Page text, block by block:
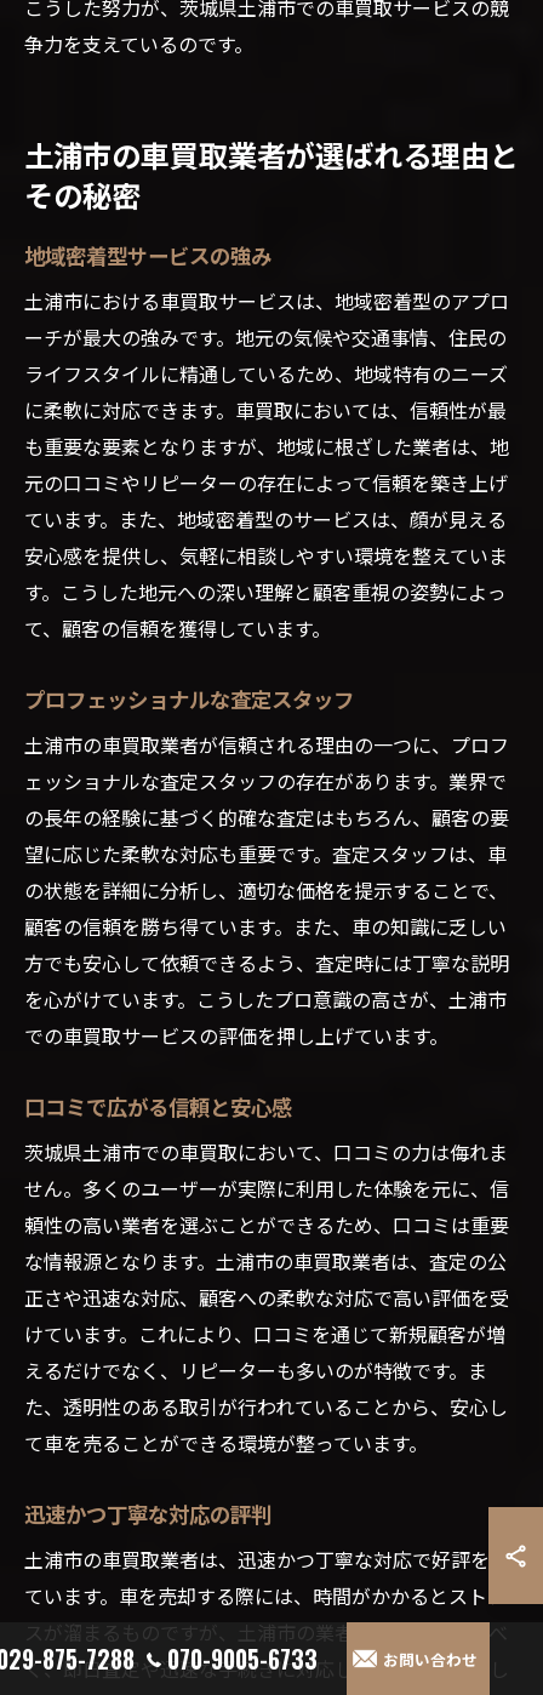
こうした努力が、茨城県土浦市での車買取サービスの競
争力を支えているのです。
土浦市の車買取業者が選ばれる理由と
その秘密
地域密着型サービスの強み
土浦市における車買取サービスは、地域密着型のアプロ
ーチが最大の強みです。地元の気候や交通事情、住民の
ライフスタイルに精通しているため、地域特有のニーズ
に柔軟に対応できます。車買取においては、信頼性が最
も重要な要素となりますが、地域に根ざした業者は、地
元の口コミやリピーターの存在によって信頼を築き上げ
ています。また、地域密着型のサービスは、顔が見える
安心感を提供し、気軽に相談しやすい環境を整えていま
す。こうした地元への深い理解と顧客重視の姿勢によっ
て、顧客の信頼を獲得しています。
プロフェッショナルな査定スタッフ
土浦市の車買取業者が信頼される理由の一つに、プロフ
ェッショナルな査定スタッフの存在があります。業界で
の長年の経験に基づく的確な査定はもちろん、顧客の要
望に応じた柔軟な対応も重要です。査定スタッフは、車
の状態を詳細に分析し、適切な価格を提示することで、
顧客の信頼を勝ち得ています。また、車の知識に乏しい
方でも安心して依頼できるよう、査定時には丁寧な説明
を心がけています。こうしたプロ意識の高さが、土浦市
での車買取サービスの評価を押し上げています。
口コミで広がる信頼と安心感
茨城県土浦市での車買取において、口コミの力は侮れま
せん。多くのユーザーが実際に利用した体験を元に、信
頼性の高い業者を選ぶことができるため、口コミは重要
な情報源となります。土浦市の車買取業者は、査定の公
正さや迅速な対応、顧客への柔軟な対応で高い評価を受
けています。これにより、口コミを通じて新規顧客が増
えるだけでなく、リピーターも多いのが特徴です。ま
た、透明性のある取引が行われていることから、安心し
て車を売ることができる環境が整っています。
迅速かつ丁寧な対応の評判
土浦市の車買取業者は、迅速かつ丁寧な対応で好評を得
ています。車を売却する際には、時間がかかるとストレ
スが溜まるものですが、土浦市の業者はこれに対処すべ
く、即日査定や迅速な手続きに対応しているため、忙し
875-7288 070-9005-6733 お問い合わせ